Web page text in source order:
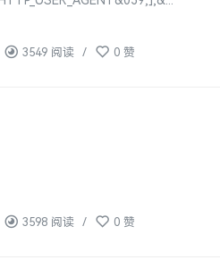
3549 阅读 / 0 赞
3598 阅读 / 0 赞